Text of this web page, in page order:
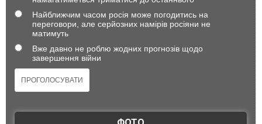
Найближчим часом росія може погодитись на
переговори, але серйозних намірів росіяни не
матимуть
Вже давно не роблю жодних прогнозів щодо
завершення війни